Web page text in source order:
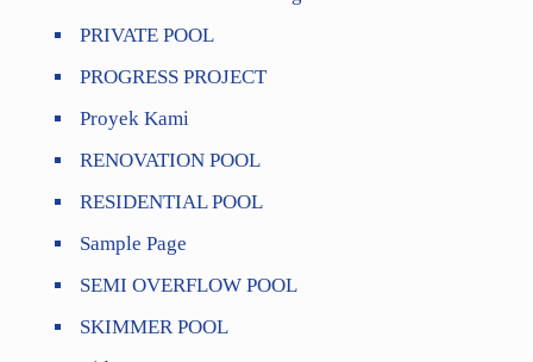
PRIVATE POOL
PROGRESS PROJECT
Proyek Kami
RENOVATION POOL
RESIDENTIAL POOL
Sample Page
SEMI OVERFLOW POOL
SKIMMER POOL